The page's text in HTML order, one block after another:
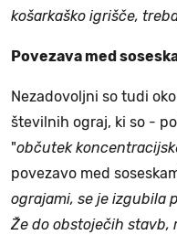
košarkaško igrišče,
Povezava med
Nezadovoljni so tudi
številnih ograj, ki so -
"občutek
povezavo med
ograjami, se je izgubila
Že do obstoječih stavb,